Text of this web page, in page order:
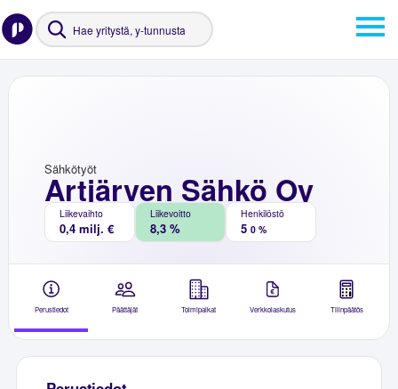
Artjärven Sähkö Oy
Sähkötyöt
Liikevaihto
0,4 milj. €
Liikevoitto
8,3 %
Henkilöstö
5 0 %
Perustiedot Päättäjät Toimipaikat Verkkolaskutus Tilinpäätös